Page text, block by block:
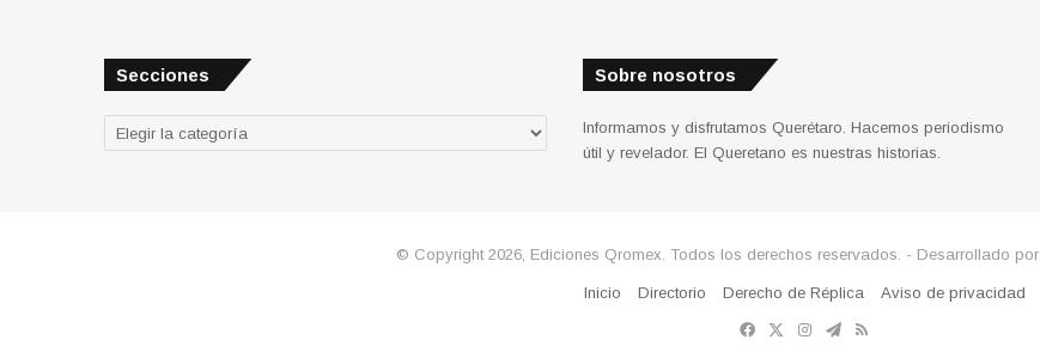
Secciones
Secciones
Sobre nosotros
Informamos y disfrutamos Querétaro. Hacemos periodismo
útil y revelador. El Queretano es nuestras historias.
© Copyright 2026, Ediciones Qromex. Todos los derechos reservados. - Desarrollado por
Inicio Directorio Derecho de Réplica
Aviso de privacidad
Facebook
X Instagram
Telegram
RSS